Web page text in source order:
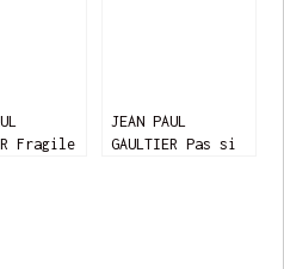
Fragile
JEAN PAUL
GAULTIER Pas si